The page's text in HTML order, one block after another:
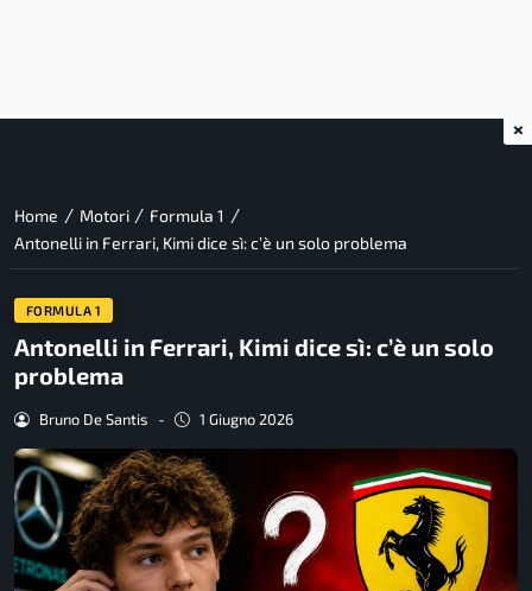
Home / Motori / Formula 1 /
Antonelli in Ferrari, Kimi dice sì: c’è un solo problema
FORMULA 1
Antonelli in Ferrari, Kimi dice sì: c’è un solo
problema
Bruno De Santis - 1 Giugno 2026
×